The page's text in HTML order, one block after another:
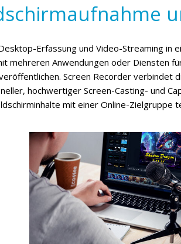
Erfassung und Video-Streaming in
mehreren Anwendungen oder Diensten
Screen Recorder
hochwertiger Screen-Casting- und
mit einer Online-Zielgruppe